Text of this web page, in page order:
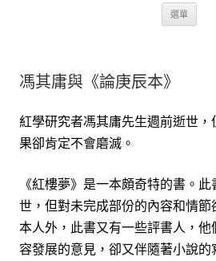
選單
馮其庸與《論庚辰本》
紅學研究者馮其庸先生週前逝世
果卻肯定不會磨滅。
《紅樓夢》是一本頗奇特的書。
世，但對未完成部份的內容和情節
本人外，此書又有一些評書人，
容發展的意見，卻又伴隨著小說